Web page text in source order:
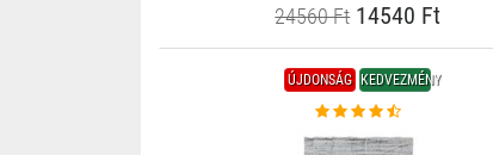
24560 Ft14540 Ft
ÚJDONSÁG KEDVEZMÉNY